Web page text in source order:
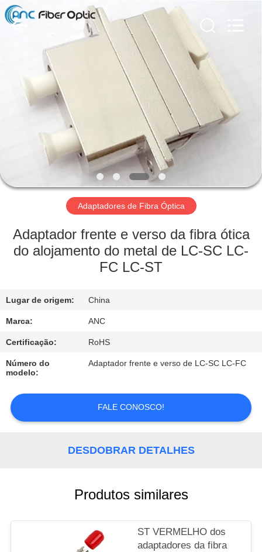
CASA
PRODUTOS
SOBRE
EXCURSÃO
FÁBRICA
QUALIDADE
CONTACTE-
NOS
NOTÍCIA
fibra
óptica
fornecedor.
Copyright
ancfiberoptic.com.
Adaptadores de Fibra Óptica
Adaptador frente e verso da fibra ótica
do alojamento do metal de LC-SC LC-
FC LC-ST
Lugar de origem: China
Marca: ANC
Certificação: RoHS
Número do
modelo:
Adaptador frente e verso de LC-SC LC-FC
FALE CONOSCO!
DESDOBRAR DETALHES
Produtos similares
ST VERMELHO dos
adaptadores da fibra